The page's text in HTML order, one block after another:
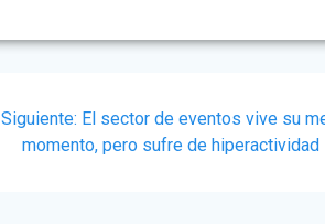
Siguiente: Siguiente
post:
El sector de eventos vive su
momento, pero sufre de hiperactividad